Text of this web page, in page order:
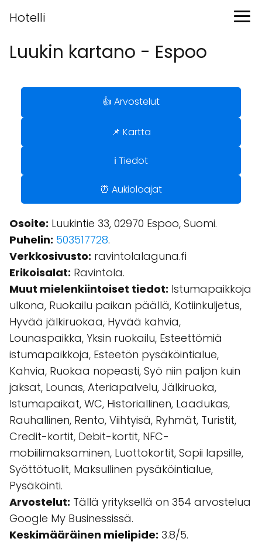
Hotelli
Luukin kartano - Espoo
👍 Arvostelut
📌 Kartta
ℹ️ Tiedot
⏰ Aukioloajat
Osoite: Luukintie 33, 02970 Espoo, Suomi.
Puhelin: 503517728.
Verkkosivusto: ravintolalaguna.fi
Erikoisalat: Ravintola.
Muut mielenkiintoiset tiedot: Istumapaikkoja
ulkona, Ruokailu paikan päällä, Kotiinkuljetus,
Hyvää jälkiruokaa, Hyvää kahvia,
Lounaspaikka, Yksin ruokailu, Esteettömiä
istumapaikkoja, Esteetön pysäköintialue,
Kahvia, Ruokaa nopeasti, Syö niin paljon kuin
jaksat, Lounas, Ateriapalvelu, Jälkiruoka,
Istumapaikat, WC, Historiallinen, Laadukas,
Rauhallinen, Rento, Viihtyisä, Ryhmät, Turistit,
Credit-kortit, Debit-kortit, NFC-
mobiilimaksaminen, Luottokortit, Sopii lapsille,
Syöttötuolit, Maksullinen pysäköintialue,
Pysäköinti.
Arvostelut: Tällä yrityksellä on 354 arvostelua
Google My Businessissä.
Keskimääräinen mielipide: 3.8/5.